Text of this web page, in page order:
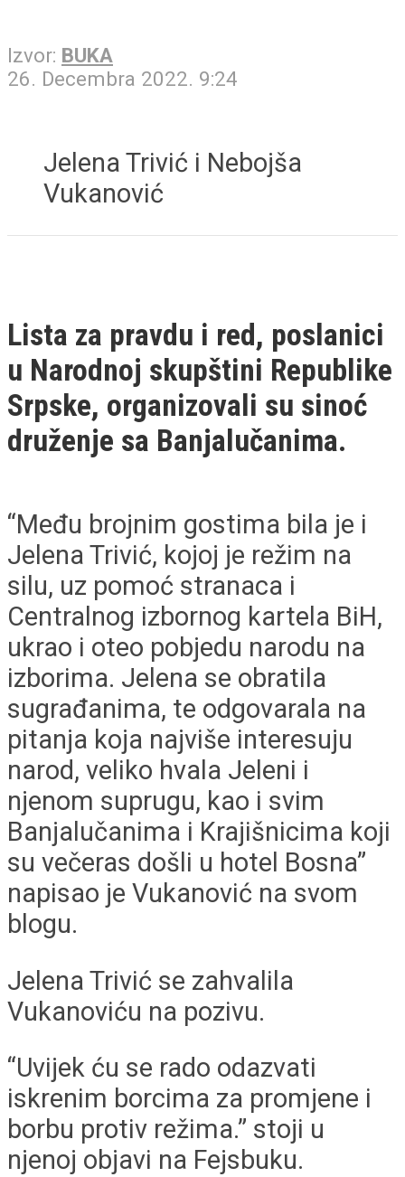
Izvor: BUKA
26. Decembra 2022. 9:24
Jelena Trivić i Nebojša
Vukanović
Lista za pravdu i red, poslanici
u Narodnoj skupštini Republike
Srpske, organizovali su sinoć
druženje sa Banjalučanima.
“Među brojnim gostima bila je i
Jelena Trivić, kojoj je režim na
silu, uz pomoć stranaca i
Centralnog izbornog kartela BiH,
ukrao i oteo pobjedu narodu na
izborima. Jelena se obratila
sugrađanima, te odgovarala na
pitanja koja najviše interesuju
narod, veliko hvala Jeleni i
njenom suprugu, kao i svim
Banjalučanima i Krajišnicima koji
su večeras došli u hotel Bosna”
napisao je Vukanović na svom
blogu.
Jelena Trivić se zahvalila
Vukanoviću na pozivu.
“Uvijek ću se rado odazvati
iskrenim borcima za promjene i
borbu protiv režima.” stoji u
njenoj objavi na Fejsbuku.